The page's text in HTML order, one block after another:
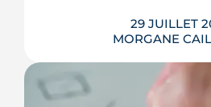
29 JUILLET
MORGANE